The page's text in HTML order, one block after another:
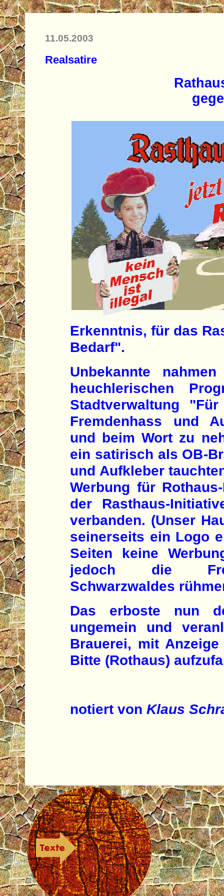
11.05.2003
Realsatire
Erkenntnis, für das
Bedarf".
Unbekannte
heuchlerischen
Stadtverwaltung
Fremdenhass und
und beim Wort zu
ein satirisch als OB-
und Aufkleber
Werbung für
der Rasthaus-
verbanden. (Unser
seinerseits ein Logo
Seiten keine
jedoch die
Schwarzwaldes
Das erboste nun
ungemein und
Brauerei, mit
Bitte (Rothaus)
notiert von Klaus